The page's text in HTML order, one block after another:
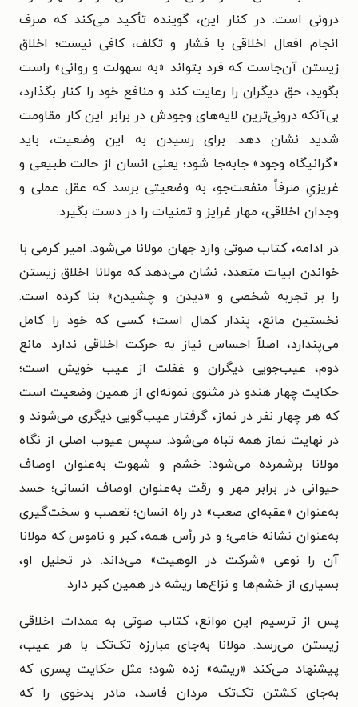
درونی است. در کنار این، گوینده تأکید می‌کند که صرف
انجام افعال اخلاقی با فشار و تکلف، کافی نیست؛ اخلاق
زیستن آن‌جاست که فرد بتواند «به سهولت و روانی» راست
بگوید، حق دیگران را رعایت کند و منافع خود را کنار بگذارد،
بی‌آنکه درونی‌ترین لایه‌های وجودش در برابر این کار مقاومت
شدید نشان دهد. برای رسیدن به این وضعیت، باید
«گرانیگاه وجود» جابه‌جا شود؛ یعنی انسان از حالت طبیعی و
غریزیِ صرفاً منفعت‌جو، به وضعیتی برسد که عقل عملی و
وجدان اخلاقی، مهار غرایز و تمنیات را در دست بگیرد.
در ادامه، کتاب صوتی وارد جهان مولانا می‌شود. امیر کرمی با
خواندن ابیات متعدد، نشان می‌دهد که مولانا اخلاق زیستن
را بر تجربه شخصی و «دیدن و چشیدن» بنا کرده است.
نخستین مانع، پندار کمال است؛ کسی که خود را کامل
می‌پندارد، اصلاً احساس نیاز به حرکت اخلاقی ندارد. مانع
دوم، عیب‌جویی دیگران و غفلت از عیب خویش است؛
حکایت چهار هندو در مثنوی نمونه‌ای از همین وضعیت است
که هر چهار نفر در نماز، گرفتار عیب‌گویی دیگری می‌شوند و
در نهایت نماز همه تباه می‌شود. سپس عیوب اصلی از نگاه
مولانا برشمرده می‌شود: خشم و شهوت به‌عنوان اوصاف
حیوانی در برابر مهر و رقت به‌عنوان اوصاف انسانی؛ حسد
به‌عنوان «عقبه‌ای صعب» در راه انسان؛ تعصب و سخت‌گیری
به‌عنوان نشانه خامی؛ و در رأس همه، کبر و ناموس که مولانا
آن را نوعی «شرکت در الوهیت» می‌داند. در تحلیل او،
بسیاری از خشم‌ها و نزاع‌ها ریشه در همین کبر دارد.
پس از ترسیم این موانع، کتاب صوتی به ممدات اخلاقی
زیستن می‌رسد. مولانا به‌جای مبارزه تک‌تک با هر عیب،
پیشنهاد می‌کند «ریشه» زده شود؛ مثل حکایت پسری که
به‌جای کشتن تک‌تک مردان فاسد، مادر بدخوی را که